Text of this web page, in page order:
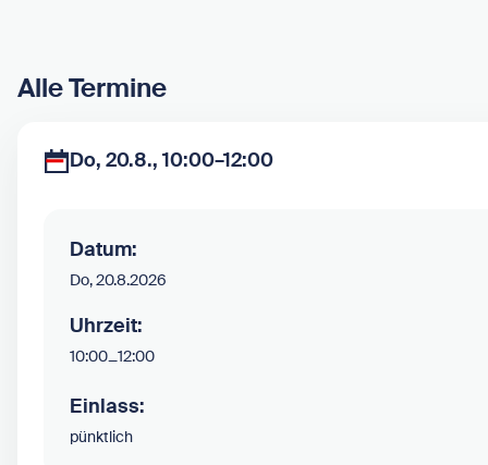
Alle Termine
Do, 20.8., 10:00–12:00
Datum:
Do, 20.8.2026
Uhrzeit:
10:00–12:00
Einlass:
pünktlich